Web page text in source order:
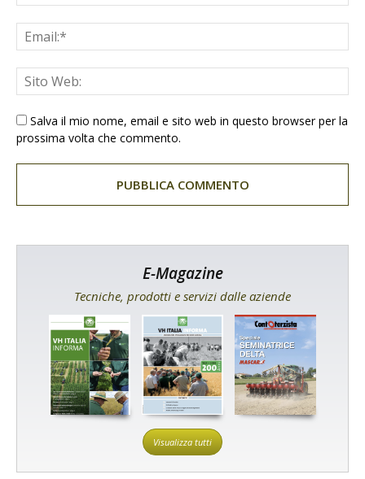
Salva il mio nome, email e sito web in questo browser per la
prossima volta che commento.
E-Magazine
Tecniche, prodotti e servizi dalle aziende
Visualizza tutti